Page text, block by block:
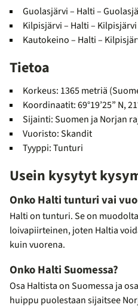
Guolasjärvi – Halti –
Kilpisjärvi – Halti –
Kautokeino – Halti –
Tietoa
Korkeus: 1365 metriä
Koordinaatit: 69°19’25” N,
Sijainti: Suomen ja Norjan
Vuoristo: Skandit
Tyyppi: Tunturi
Usein kysytyt
Onko Halti tunturi vai
Halti on tunturi. Se on
loivapiirteinen, joten Haltia
kuin vuorena.
Onko Halti Suomessa?
Osa Haltista on Suomessa ja
huippu puolestaan sijaitsee